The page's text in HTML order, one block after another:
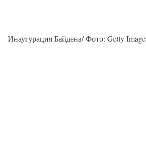
Инаугурация Байдена/ Фото: Getty